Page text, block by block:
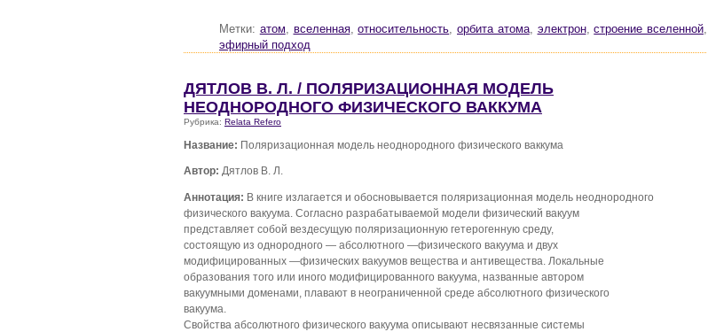
Метки: атом, вселенная,относительность, орбита атома, электрон,строение вселенной,
эфирный подход
ДЯТЛОВ В. Л. / ПОЛЯРИЗАЦИОННАЯ МОДЕЛЬ
НЕОДНОРОДНОГО ФИЗИЧЕСКОГО ВАККУМА
Рубрика: Relata Refero
Название: Поляризационная модель неоднородного физического ваккума
Автор: Дятлов В. Л.
Аннотация: В книге излагается и обосновывается поляризационная модель неоднородного
физического вакуума. Согласно разрабатываемой модели физический вакуум
представляет собой вездесущую поляризационную гетерогенную среду,
состоящую из однородного — абсолютного —физического вакуума и двух
модифицированных —физических вакуумов вещества и антивещества. Локальные
образования того или иного модифицированного вакуума, названные автором
вакуумными доменами, плавают в неограниченной среде абсолютного физического
вакуума.
Свойства абсолютного физического вакуума описывают несвязанные системы